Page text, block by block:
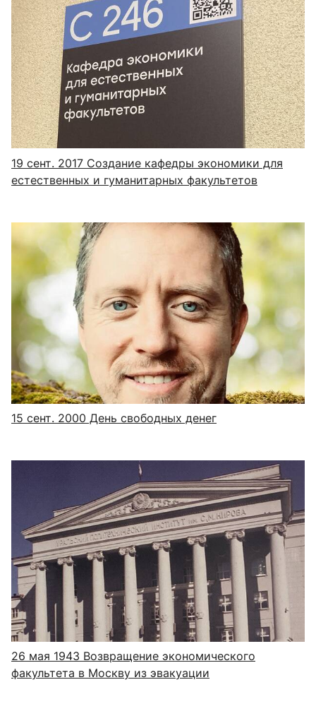
19 сент. 2017 Создание кафедры экономики для
естественных и гуманитарных факультетов
15 сент. 2000 День свободных денег
26 мая 1943 Возвращение экономического
факультета в Москву из эвакуации